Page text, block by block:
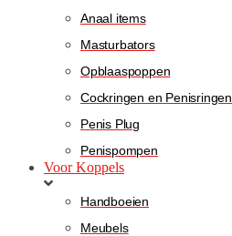
Anaal items
Masturbators
Opblaaspoppen
Cockringen en Penisringen
Penis Plug
Penispompen
Voor Koppels
Handboeien
Meubels